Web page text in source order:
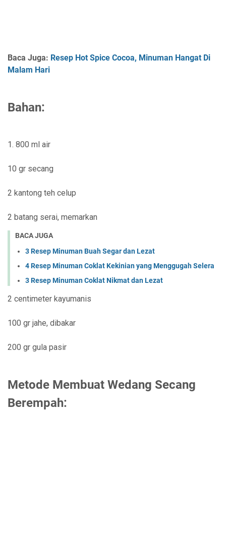
Baca Juga : Resep Hot Spice Cocoa, Minuman Hangat Di
Malam Hari
Bahan:
1. 800 ml air
10 gr secang
2 kantong teh celup
2 batang serai, memarkan
BACA JUGA
3 Resep Minuman Buah Segar dan Lezat
4 Resep Minuman Coklat Kekinian yang Menggugah Selera
3 Resep Minuman Coklat Nikmat dan Lezat
2 centimeter kayumanis
100 gr jahe, dibakar
200 gr gula pasir
Metode Membuat Wedang Secang
Berempah: